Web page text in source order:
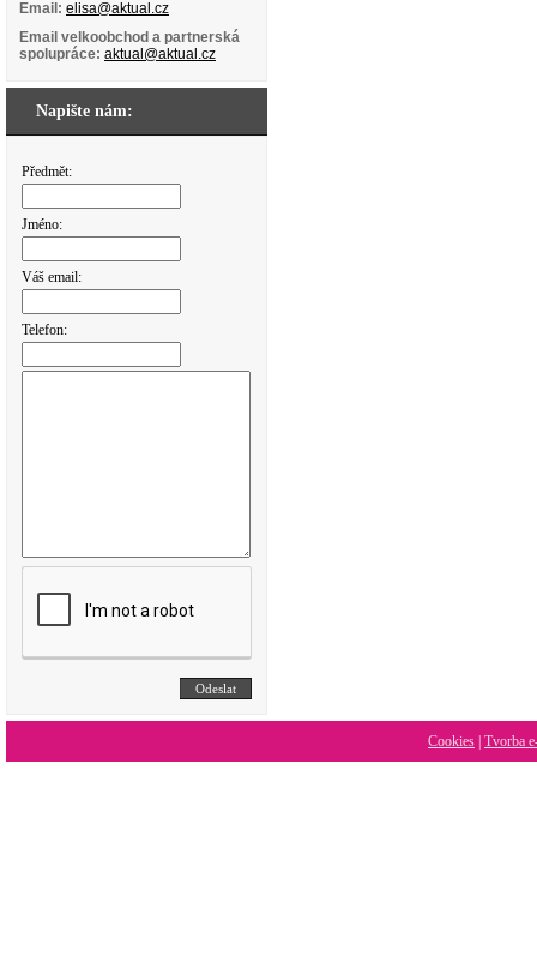
Email: elisa@aktual.cz
Email velkoobchod a partnerská
spolupráce: aktual@aktual.cz
Napište nám:
Předmět:
Jméno:
Váš email:
Telefon:
Cookies Tvorba